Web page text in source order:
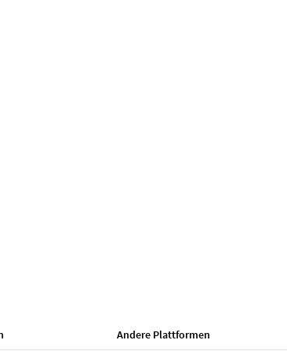
Andere Plattformen